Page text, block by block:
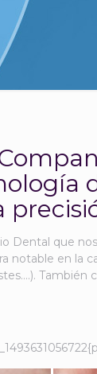
Dental que
notable en la
También